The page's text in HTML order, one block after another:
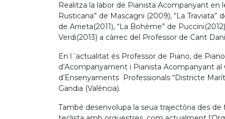
Realitza la labor de Pianista Acompanyant en
Rusticana” de Mascagni (2009), “La Traviata”
de Arrieta(2011), “La Bohème” de
Verdi(2013) a càrrec del Professor de Cant
En l´actualitat és Professor de Piano, de
d’Acompanyament i Pianista Acompanyant
d’Ensenyaments Professionals “Districte
Gandia (València).
També desenvolupa la seua trajectòria des de